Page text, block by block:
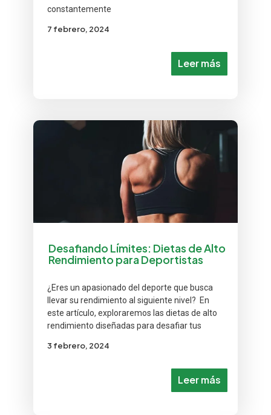
7 febrero, 2024
constantemente
Leer más
Desafiando Límites: Dietas de Alto
Rendimiento para Deportistas
3 febrero, 2024
¿Eres un apasionado del deporte que busca
llevar su rendimiento al siguiente nivel? En
este artículo, exploraremos las dietas de alto
rendimiento diseñadas para desafiar tus
Leer más